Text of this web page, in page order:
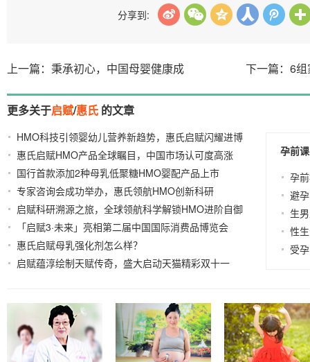
分享到:
上一篇：秉承初心，中国母婴健康成 下一篇：6
更多关于启赋/惠氏 的文章
HMO科技引领婴幼儿营养新趋势，惠氏启赋闪耀进博
2024-11-07
惠氏启赋HMO产品全球瞩目，中国市场认可度高涨
2024-06-27
国行首款添加2种母乳低聚糖HMO婴配产品上市
03-25
专家咨询会成功举办，惠氏领航HMO创新科研
10
启赋科研溯源之旅，全球领航科学解锁HMO进阶自御
力
2024-10-15
「启赋3·未来」亮相第二届中国国际消费品博览会
2022-07-27
惠氏启赋母乳强化剂怎么样？
启赋蕴淳绘制天赋传奇，盛大启动天猫精彩双十一
孕前
孕
避孕
生
性
受孕